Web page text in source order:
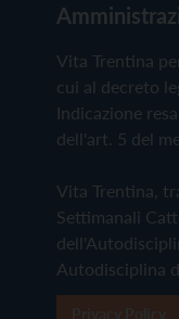
Vita Trentina
cui al decreto
Indicazione
dell'art. 5 del
Vita Trentina,
Settimanali
Autodisciplina